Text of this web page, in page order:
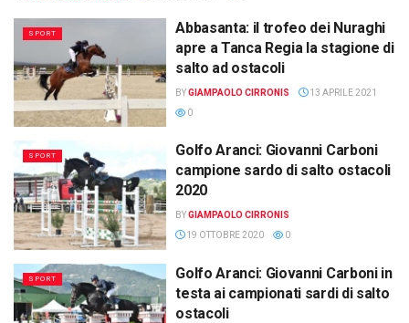
SPORT
Abbasanta: il trofeo dei Nuraghi
apre a Tanca Regia la stagione di
salto ad ostacoli
BYGIAMPAOLO CIRRONIS
13 APRILE 2021
0
SPORT
Golfo Aranci: Giovanni Carboni
campione sardo di salto ostacoli
2020
BYGIAMPAOLO CIRRONIS
19 OTTOBRE 2020
0
SPORT
Golfo Aranci: Giovanni Carboni in
testa ai campionati sardi di salto
ostacoli